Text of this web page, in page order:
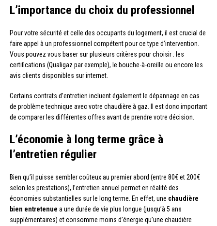
L’importance du choix du professionnel
Pour votre sécurité et celle des occupants du logement, il est crucial de
faire appel à un professionnel compétent pour ce type d’intervention.
Vous pouvez vous baser sur plusieurs critères pour choisir : les
certifications (Qualigaz par exemple), le bouche-à-oreille ou encore les
avis clients disponibles sur internet.
Certains contrats d’entretien incluent également le dépannage en cas
de problème technique avec votre chaudière à gaz. Il est donc important
de comparer les différentes offres avant de prendre votre décision.
L’économie à long terme grâce à
l’entretien régulier
Bien qu’il puisse sembler coûteux au premier abord (entre 80€ et 200€
selon les prestations), l’entretien annuel permet en réalité des
économies substantielles sur le long terme. En effet, une chaudière
bien entretenue a une durée de vie plus longue (jusqu’à 5 ans
supplémentaires) et consomme moins d’énergie qu’une chaudière